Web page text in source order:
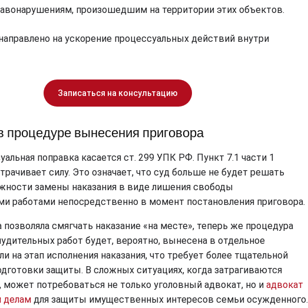
произошедшим на территории этих объектов.
на ускорение процессуальных действий внутри
Записаться на консультацию
процедуре вынесения приговора
поправка касается ст. 299 УПК РФ. Пункт 7.1 части 1
силу. Это означает, что суд больше не будет решать
замены наказания в виде лишения свободы
работами непосредственно в момент постановления приговора.
позволяла смягчать наказание «на месте», теперь же процедура
работ будет, вероятно, вынесена в отдельное
на этап исполнения наказания, что требует более тщательной
защиты. В сложных ситуациях, когда затрагиваются
потребоваться не только уголовный адвокат, но и адвокат
делам для защиты имущественных интересов семьи осужденного.